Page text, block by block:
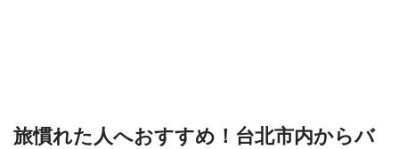
旅慣れた人へおすすめ！台北市内からバ